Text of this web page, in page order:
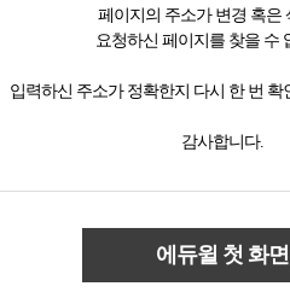
페이지의 주소가 변경 혹은
요청하신 페이지를 찾을 수
입력하신 주소가 정확한지 다시 한 번 확
감사합니다.
에듀윌 첫 화면